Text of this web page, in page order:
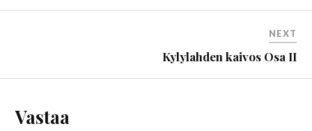
NEXT
Kylylahden kaivos Osa II
Vastaa